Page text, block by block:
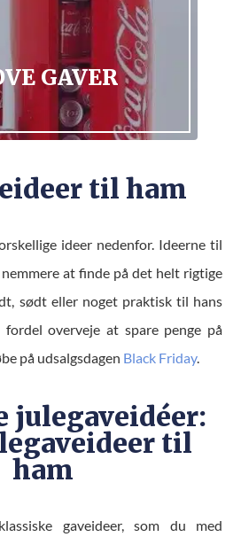
GAVER
til ham
ideer nedenfor. Ideerne til
at finde på det helt rigtige
sødt eller noget praktisk til hans
fordel overveje at spare penge på
på udsalgsdagen Black Friday.
julegaveidéer:
til
ham
gaveideer, som du med